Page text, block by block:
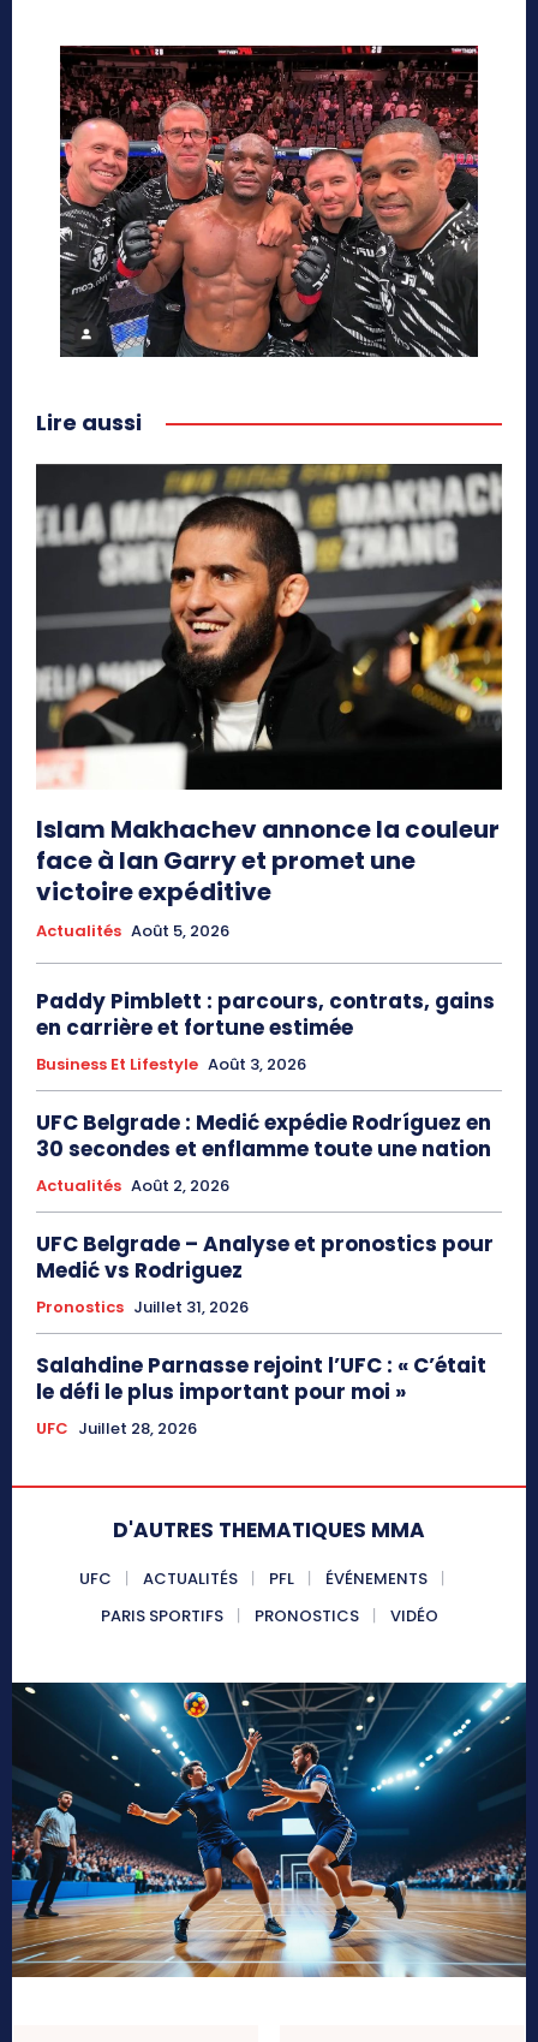
Lire aussi
Islam Makhachev annonce la couleur
face à Ian Garry et promet une
victoire expéditive
Actualités Août 5, 2026
Paddy Pimblett : parcours, contrats, gains
en carrière et fortune estimée
Business Et Lifestyle Août 3, 2026
UFC Belgrade : Medić expédie Rodríguez en
30 secondes et enflamme toute une nation
Actualités Août 2, 2026
UFC Belgrade – Analyse et pronostics pour
Medić vs Rodriguez
Pronostics Juillet 31, 2026
Salahdine Parnasse rejoint l’UFC : « C’était
le défi le plus important pour moi »
UFC Juillet 28, 2026
D'AUTRES THEMATIQUES MMA
UFC ACTUALITÉS PFL
ÉVÉNEMENTS
PARIS SPORTIFS
PRONOSTICS VIDÉO